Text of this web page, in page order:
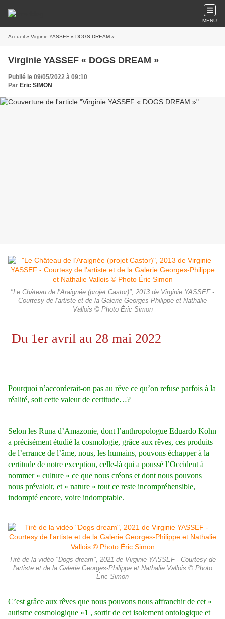
MENU
Accueil » Virginie YASSEF « DOGS DREAM »
Virginie YASSEF « DOGS DREAM »
Publié le 09/05/2022 à 09:10
Par Eric SIMON
"Le Château de l’Araignée (projet Castor)", 2013 de Virginie YASSEF -
Courtesy de l'artiste et de la Galerie Georges-Philippe et Nathalie
Vallois © Photo Éric Simon
Du 1er avril au 28 mai 2022
Pourquoi n’accorderait-on pas au rêve ce qu’on refuse parfois à la
réalité, soit cette valeur de certitude…?
Selon les Runa d’Amazonie, dont l’anthropologue Eduardo Kohn
a précisément étudié la cosmologie, grâce aux rêves, ces produits
de l’errance de l’âme, nous, les humains, pouvons échapper à la
certitude de notre exception, celle-là qui a poussé l’Occident à
nommer « culture » ce que nous créons et dont nous pouvons
nous prévaloir, et « nature » tout ce reste incompréhensible,
indompté encore, voire indomptable.
Tiré de la vidéo "Dogs dream", 2021 de Virginie YASSEF - Courtesy de
l'artiste et de la Galerie Georges-Philippe et Nathalie Vallois © Photo
Éric Simon
C’est grâce aux rêves que nous pouvons nous affranchir de cet «
autisme cosmologique »1 , sortir de cet isolement ontologique et